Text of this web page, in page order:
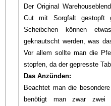
Der Original
Cut mit Sorgfalt gestopft
Scheibchen können
geknautscht werden, was
Vor allem sollte man die
stopfen, da der gepresste
Das Anzünden:
Beachtet man die
benötigt man zwar zwei